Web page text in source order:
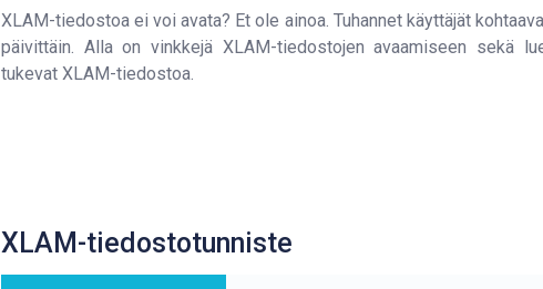
XLAM-tiedostoa ei voi avata? Et ole ainoa. Tuhannet käyttäjät
päivittäin. Alla on vinkkejä XLAM-tiedostojen avaamiseen sekä
tukevat XLAM-tiedostoa.
XLAM-tiedostotunniste